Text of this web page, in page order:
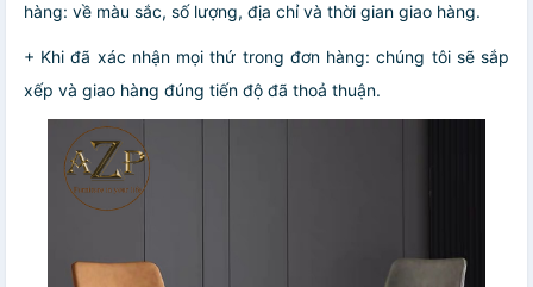
hàng: về màu sắc, số lượng, địa chỉ và thời gian giao hàng.
+ Khi đã xác nhận mọi thứ trong đơn hàng: chúng tôi sẽ sắp
xếp và giao hàng đúng tiến độ đã thoả thuận.